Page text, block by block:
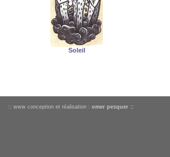
Soleil
:: www conception et réalisation : omer pesquer ::